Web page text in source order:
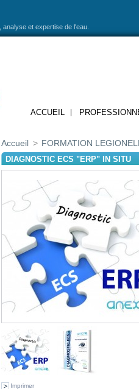
analyse et expertise de l'eau.
ACCUEIL
Accueil > FORMATION
DIAGNOSTIC ECS "ERP" IN SITU
Imprimer